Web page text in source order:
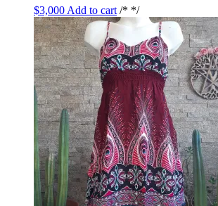
$3,000 Add to cart /* */